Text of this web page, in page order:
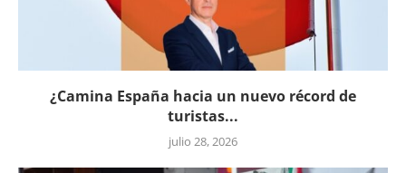
¿Camina España hacia un nuevo récord de
turistas...
julio 28, 2026